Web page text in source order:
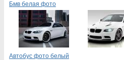
Бмв белая фото
Автобус фото белый